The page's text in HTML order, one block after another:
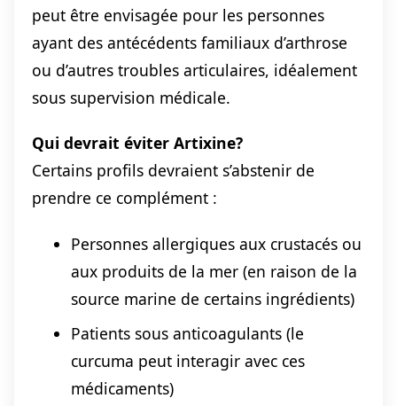
peut être envisagée pour les personnes
ayant des antécédents familiaux d’arthrose
ou d’autres troubles articulaires, idéalement
sous supervision médicale.
Qui devrait éviter Artixine?
Certains profils devraient s’abstenir de
prendre ce complément :
Personnes allergiques aux crustacés ou
aux produits de la mer (en raison de la
source marine de certains ingrédients)
Patients sous anticoagulants (le
curcuma peut interagir avec ces
médicaments)